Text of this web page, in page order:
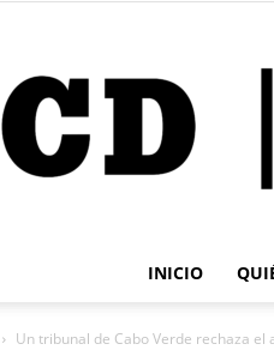
INICIO
Un tribunal de Cabo Verde rechaza